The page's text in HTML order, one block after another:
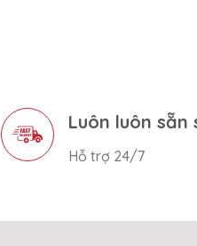
Luôn luôn sẵn
Hỗ trợ 24/7